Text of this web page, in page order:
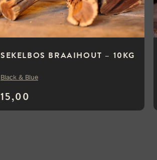
SEKELBOS BRAAIHOUT – 10KG
15,00
Black & Blue